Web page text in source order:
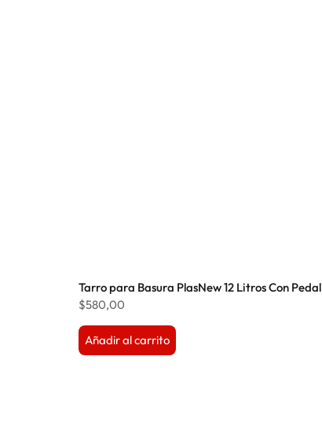
Tarro para Basura PlasNew 12 Litros Con Pedal
$580,00
Añadir al carrito